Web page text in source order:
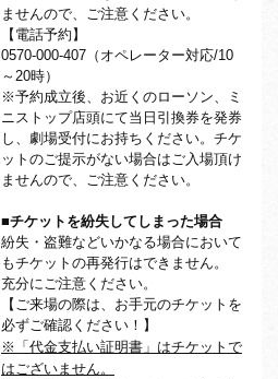
ませんので、ご注意ください。
【電話予約】
0570-000-407（オペレーター対応/10
～20時）
※予約成立後、お近くのローソン、ミ
ニストップ店頭にて当日引換券を発券
し、劇場受付にお持ちください。チケ
ットのご提示がない場合はご入場頂け
ませんので、ご注意ください。
■チケットを紛失してしまった場合
紛失・盗難などいかなる場合において
もチケットの再発行はできません。
充分にご注意ください。
【ご来場の際は、お手元のチケットを
必ずご確認ください！】
※「代金支払い証明書」はチケットで
はございません。